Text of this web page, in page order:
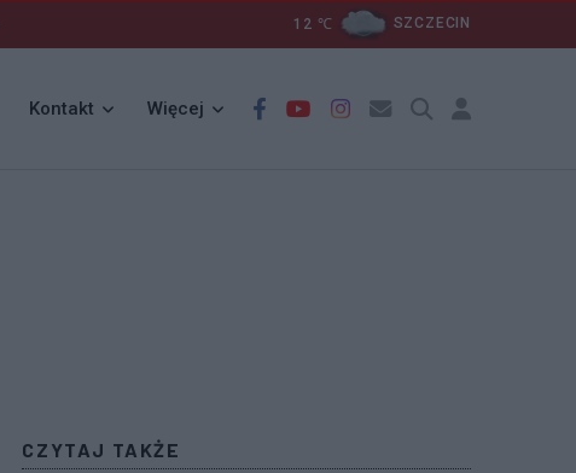
12 ℃ SZCZECIN
Kontakt Więcej
CZYTAJ TAKŻE